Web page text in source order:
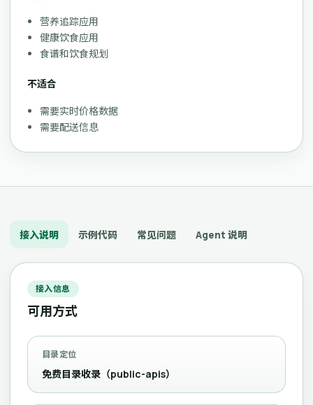
营养追踪应用
健康饮食应用
食谱和饮食规划
不适合
需要实时价格数据
需要配送信息
接入说明 示例代码 常见问题 Agent 说明
接入信息
可用方式
目录定位
免费目录收录（public-apis）